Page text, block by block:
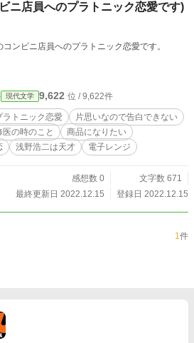
ニ店員へのプラトニック恋愛です)
コンビニ店員へのプラトニック恋愛です。
現代文学 9,622 位 / 9,622件
ラトニック恋愛
片思いなので告白できない
医の時のこと
商品になりたい
浅野浩二は天才 電子レンジ
感想数 0
文字数 671
最終更新日 2022.12.15
登録日 2022.12.15
1件